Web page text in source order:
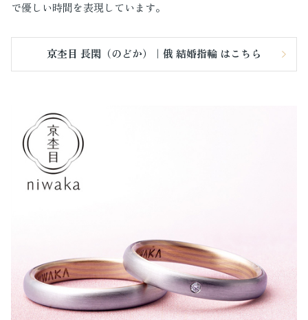
で優しい時間を表現しています。
京杢目 長閑（のどか）｜俄 結婚指輪 はこちら